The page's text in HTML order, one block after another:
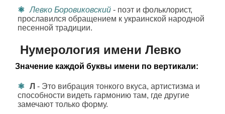
Левко Боровиковский - поэт и фольклорист,
прославился обращением к украинской народной
песенной традиции.
Нумерология имени Левко
Значение каждой буквы имени по вертикали:
Л - Это вибрация тонкого вкуса, артистизма и
способности видеть гармонию там, где другие
замечают только форму.